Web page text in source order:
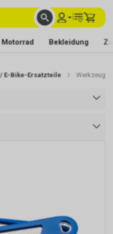
Motorrad Bekleidung
E-Bike-Ersatzteile Werkzeug